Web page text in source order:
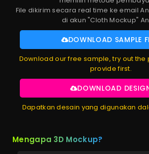
File dikirim secara real time ke email
di akun "Cloth Mockup"
DOWNLOAD SAMPLE
Download our free sample, try out the
provide first.
DOWNLOAD
Dapatkan desain yang digunakan
Mengapa 3D Mockup?